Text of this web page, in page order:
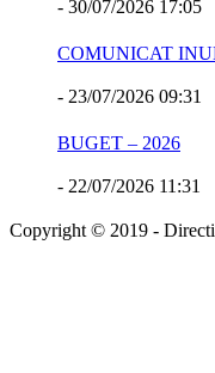
- 30/07/2026 17:05
COMUNICAT
- 23/07/2026 09:31
BUGET – 2026
- 22/07/2026 11:31
Copyright © 2019 -